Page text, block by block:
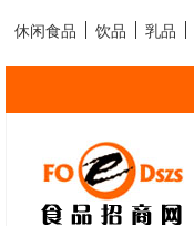
休闲食品 饮品 乳品